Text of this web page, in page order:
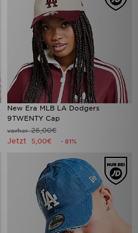
New Era MLB LA Dodgers
9TWENTY Cap
vorher26,00€
Jetzt 5,00€ - 81%